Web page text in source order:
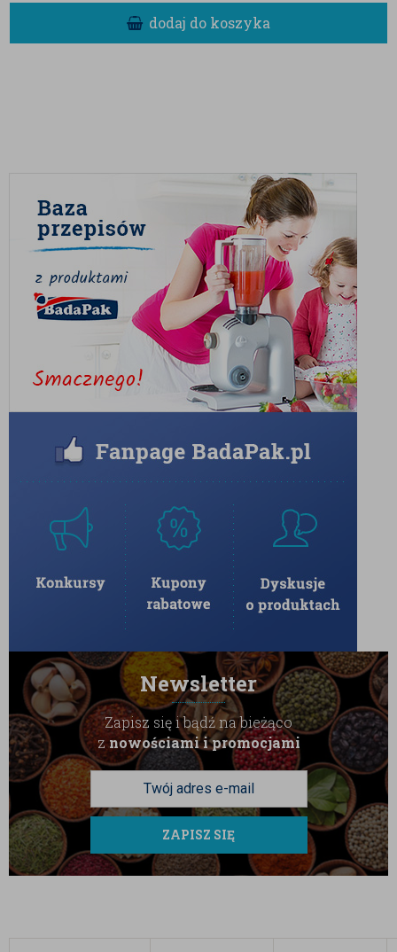
swojego dobroczynnego wpływu na układ pokarmowy
Śliwki w czekoladzie w papierkach od BadaPak to
produkt o niezwykle uniwersalnym, a zarazem
eleganckim charakterze. Doskonale sprawdzą się w
wielu sytuacjach:
Słodki stół i poczęstunek:Dzięki
osobnemu pakowaniu, praliny prezentują
się niezwykle estetycznie w szklanych
misach podczas rodzinnych uroczystości,
spotkań biznesowych czy konferencji.
Elegancki prezent:To gotowy, tradycyjny
upominek dla bliskiej osoby, kontrahenta
lub jako luksusowy dodatek do kosza
Chwila codziennego luksusu:Idealny
dodatek do popołudniowej, mocnej kawy,
W BadaPak dbamy o to, by nasze słodycze premium
spełniały najwyższe standardy. Śliwki suszone w
czekoladzie deserowej są przygotowywane z
dbałością o każdy detal, a ich pakowanie w osobne
owijki pozwala na zachowanie kruchości czekolady i
opakowanie skutecznie chroni produkt przed
czynnikami zewnętrznymi. Pozwól sobie na odrobinę
luksusu w tradycyjnym wydaniu.
Przechowywanie:Aby zachować idealną strukturę
owoców oraz nienaganny wygląd i połysk czekolady,
produkt należy przechowywać w suchym i chłodnym
miejscu (optymalna temperatura to 12-20°C), z dala od
bezpośredniego działania promieni słonecznych.
dodaj do koszyka
Newsletter
Zapisz się i bądź na bieżąco
znowościami i promocjami
ZAPISZ SIĘ